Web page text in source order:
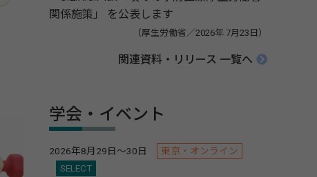
関係施策」 を公表します
（厚生労働省／2026年 7月23日）
関連資料・リリース 一覧へ
学会・イベント
2026年8月29日～30日
東京・オンライン
SELECT